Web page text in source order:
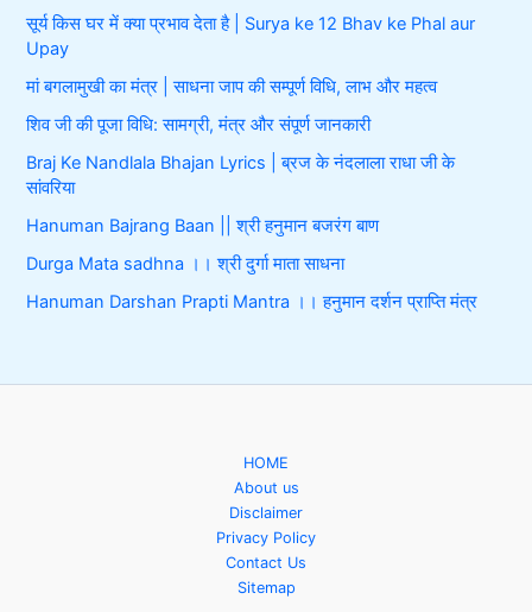
सूर्य किस घर में क्या प्रभाव देता है | Surya ke 12 Bhav ke Phal aur
Upay
मां बगलामुखी का मंत्र | साधना जाप की सम्पूर्ण विधि, लाभ और महत्व
शिव जी की पूजा विधि: सामग्री, मंत्र और संपूर्ण जानकारी
Braj Ke Nandlala Bhajan Lyrics | ब्रज के नंदलाला राधा जी के
सांवरिया
Hanuman Bajrang Baan || श्री हनुमान बजरंग बाण
Durga Mata sadhna ।। श्री दुर्गा माता साधना
Hanuman Darshan Prapti Mantra ।। हनुमान दर्शन प्राप्ति मंत्र
HOME
About us
Disclaimer
Privacy Policy
Contact Us
Sitemap